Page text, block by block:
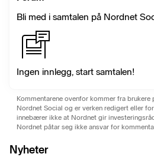
Bli med i samtalen på Nordnet
Ingen innlegg, start samtalen!
Kommentarene ovenfor kommer fra
Nordnet Social og er verken redigert eller
innebærer ikke at Nordnet gir
Nordnet påtar seg ikke ansvar for
Nyheter